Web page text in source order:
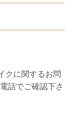
クに関するお問
話でご確認下さ